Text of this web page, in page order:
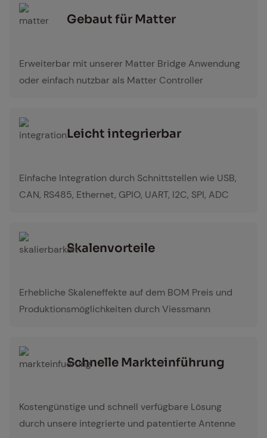
Ge­baut für Mat­ter
Erweiterbar mit unserer Matter Bridge Anwendung
oder einfach nutzbar als Matter Controller
Leicht in­te­grier­bar
Einfache Integration durch Schnittstellen wie USB,
CAN, RS485, Ethernet, GPIO, UART, I2C, SPI, ADC
Ska­len­vor­tei­le
Erhebliche Skaleneffekte auf dem BOM Preis und
Produktionsmöglichkeiten durch Viessmann
Schnel­le Markt­ein­füh­rung
Kostengünstige und schnell verfügbare Lösung
durch unsere integrierte und patentierte Antenne